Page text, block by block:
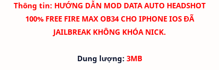
Thông tin: HƯỚNG DẪN MOD DATA AUTO HEADSHOT
100% FREE FIRE MAX OB34 CHO IPHONE IOS ĐÃ
JAILBREAK KHÔNG KHÓA NICK.
Dung lượng: 3MB